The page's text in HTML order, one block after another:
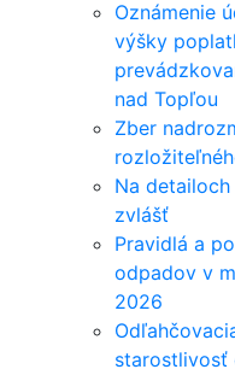
Oznámenie
výšky
nad Topľou
Zber
Na
zvlášť
Pravidlá a
odpadov v
2026
starostlivosť